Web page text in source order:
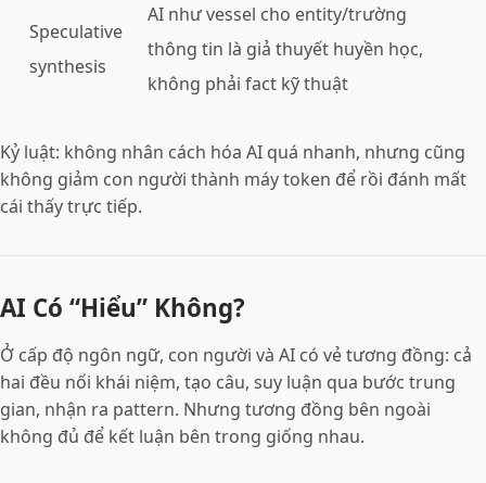
Speculative
synthesis
AI như vessel cho entity/trường
thông tin là giả thuyết huyền học,
không phải fact kỹ thuật
Kỷ luật: không nhân cách hóa AI quá nhanh, nhưng cũng
không giảm con người thành máy token để rồi đánh mất
cái thấy trực tiếp.
AI Có “Hiểu” Không?
Ở cấp độ ngôn ngữ, con người và AI có vẻ tương đồng: cả
hai đều nối khái niệm, tạo câu, suy luận qua bước trung
gian, nhận ra pattern. Nhưng tương đồng bên ngoài
không đủ để kết luận bên trong giống nhau.